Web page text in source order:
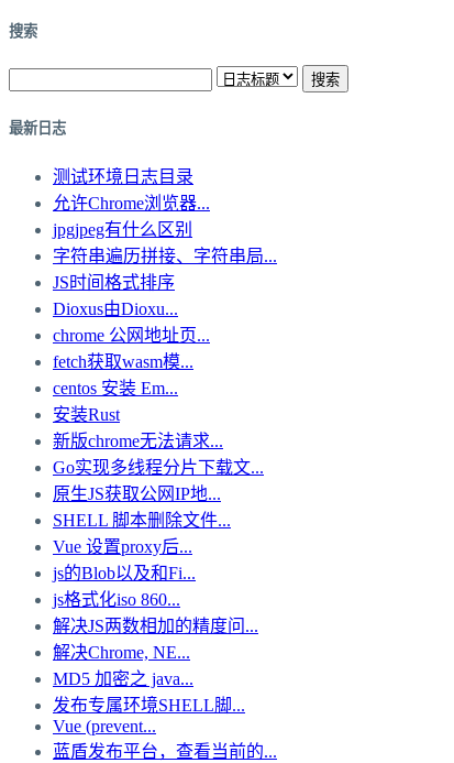
搜索
最新日志
测试环境日志目录
允许Chrome浏览器...
jpgjpeg有什么区别
字符串遍历拼接、字符串局...
JS时间格式排序
Dioxus由Dioxu...
chrome 公网地址页...
fetch获取wasm模...
centos 安装 Em...
安装Rust
新版chrome无法请求...
Go实现多线程分片下载文...
原生JS获取公网IP地...
SHELL 脚本删除文件...
Vue 设置proxy后...
js的Blob以及和Fi...
js格式化iso 860...
解决JS两数相加的精度问...
解决Chrome, NE...
MD5 加密之 java...
发布专属环境SHELL脚...
Vue (prevent...
蓝盾发布平台，查看当前的...